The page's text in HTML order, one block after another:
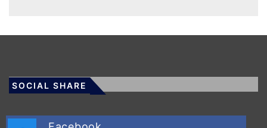
SOCIAL SHARE